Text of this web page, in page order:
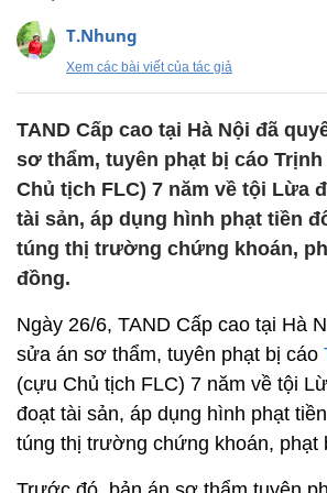
T.Nhung
Xem các bài viết của tác giả
TAND Cấp cao tại Hà Nội đã
sơ thẩm, tuyên phạt bị cáo
Chủ tịch FLC) 7 năm về tội Lừa
tài sản, áp dụng hình phạt tiền
túng thị trường chứng khoán,
đồng.
Ngày 26/6, TAND Cấp cao tại Hà
sửa án sơ thẩm, tuyên phạt bị cáo
(cựu Chủ tịch FLC) 7 năm về tội
đoạt tài sản, áp dụng hình phạt
túng thị trường chứng khoán, phạt